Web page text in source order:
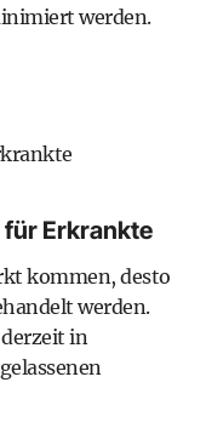
werden.
Erkrankte
kommen, desto
werden.
in